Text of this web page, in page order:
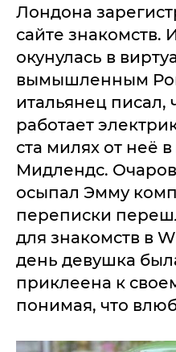
Лондона
сайте знакомств.
окунулась в
вымышленным
итальянец писал,
работает
ста милях от неё
Мидлендс.
осыпал Эмму
переписки
для знакомств в
день девушка
приклеена к
понимая, что